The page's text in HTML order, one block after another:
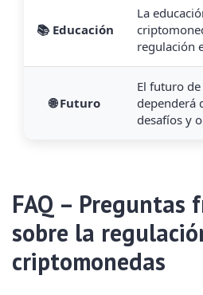
📚 Educación
La
regulación
🌐 Futuro
El futuro
dependerá
desafíos y
FAQ – Preguntas
sobre la
criptomonedas